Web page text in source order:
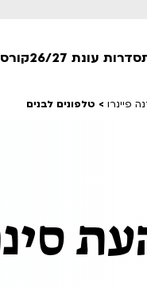
סדרות עונת 26/27
> טלפונים לבנים